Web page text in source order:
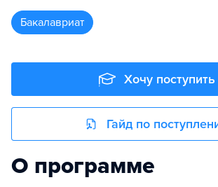
бакалавриат
Хочу поступить
Гайд по
О программе